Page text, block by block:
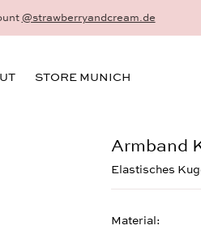
als Einzelstück auf
STORE MUNICH
Armband
Elastisches
Material